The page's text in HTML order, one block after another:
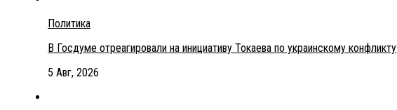
Политика
В Госдуме отреагировали на инициативу Токаева по украинскому конфликту
5 Авг, 2026